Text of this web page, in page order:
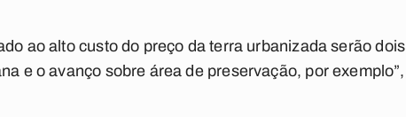
ao alto custo do preço da terra urbanizada serão dois
e o avanço sobre área de preservação, por exemplo”,